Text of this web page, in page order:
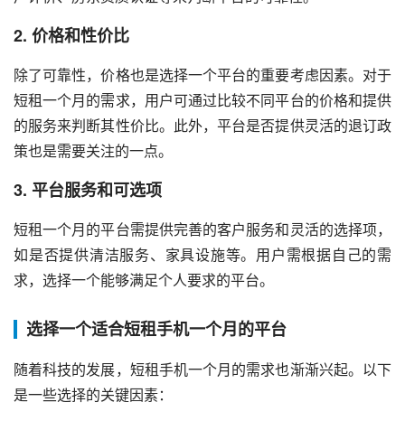
2. 价格和性价比
除了可靠性，价格也是选择一个平台的重要考虑因素。对于
短租一个月的需求，用户可通过比较不同平台的价格和提供
的服务来判断其性价比。此外，平台是否提供灵活的退订政
策也是需要关注的一点。
3. 平台服务和可选项
短租一个月的平台需提供完善的客户服务和灵活的选择项，
如是否提供清洁服务、家具设施等。用户需根据自己的需
求，选择一个能够满足个人要求的平台。
选择一个适合短租手机一个月的平台
随着科技的发展，短租手机一个月的需求也渐渐兴起。以下
是一些选择的关键因素：